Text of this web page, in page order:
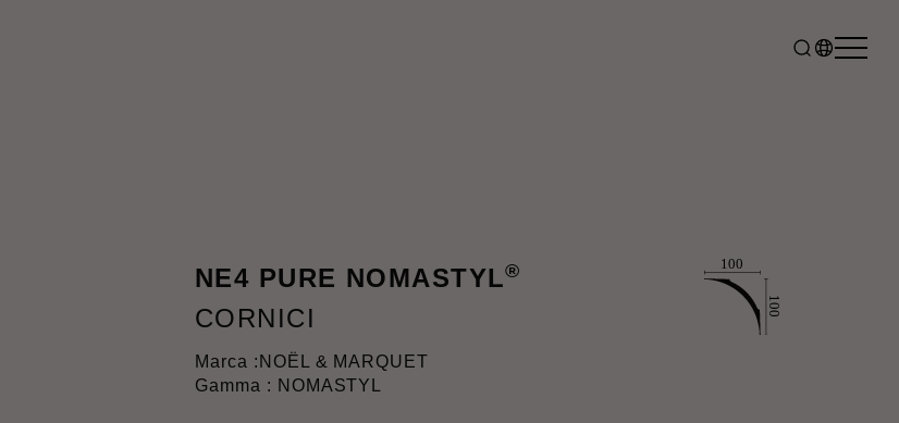
NE4 PURE NOMASTYL®
CORNICI
Marca : NOËL & MARQUET
Gamma : NOMASTYL